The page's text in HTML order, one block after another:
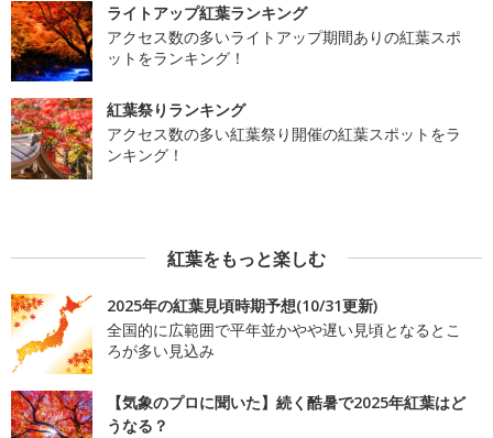
ライトアップ紅葉ランキング
アクセス数の多いライトアップ期間ありの紅葉スポ
ットをランキング！
紅葉祭りランキング
アクセス数の多い紅葉祭り開催の紅葉スポットをラ
ンキング！
紅葉をもっと楽しむ
2025年の紅葉見頃時期予想(10/31更新)
全国的に広範囲で平年並かやや遅い見頃となるとこ
ろが多い見込み
【気象のプロに聞いた】続く酷暑で2025年紅葉はど
うなる？